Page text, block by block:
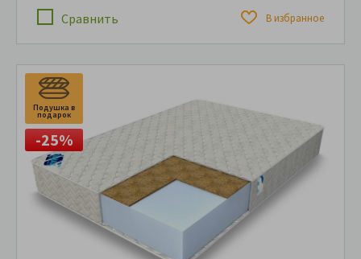
Сравнить В избранное
Подушка в
подарок
-25%